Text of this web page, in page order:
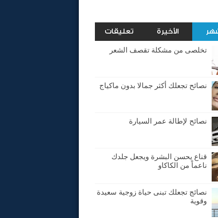
الأخيرة تعليقات
تخلصى من مشكلة تقصف الشعر
نصائح تجعلك أكثر جمالا بدون ماكياج
نصائح لإطالة عمر السيارة
قناع يحسن البشرة ويجعل جلدك
ناعماً من الكاكاو
نصائج تجعلك تبنى حياة زوجية سعيدة
وقوية